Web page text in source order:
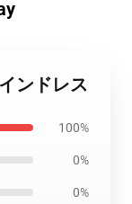
ンドレス
100%
0%
0%